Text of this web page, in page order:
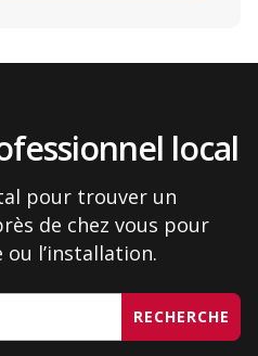
local
pour trouver un
de chez vous pour
ou l’installation.
RECHERCHE